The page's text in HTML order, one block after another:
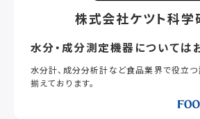
株式会社ケツト科学
水分・成分測定機器については
水分計、成分分析計など食品業界で役立
揃えております。